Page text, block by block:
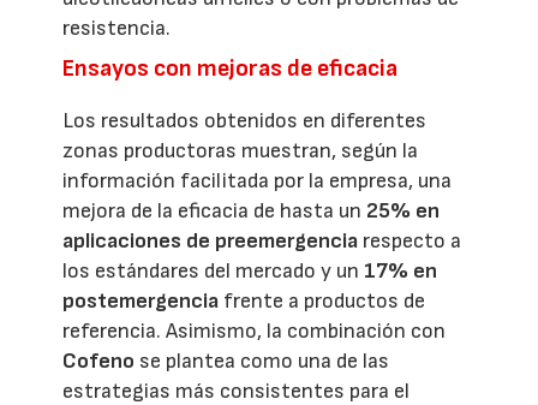
resistencia.
Ensayos con mejoras de eficacia
Los resultados obtenidos en diferentes
zonas productoras muestran, según la
información facilitada por la empresa, una
mejora de la eficacia de hasta un 25% en
aplicaciones de preemergencia respecto a
los estándares del mercado y un 17% en
postemergencia frente a productos de
referencia. Asimismo, la combinación con
Cofeno se plantea como una de las
estrategias más consistentes para el